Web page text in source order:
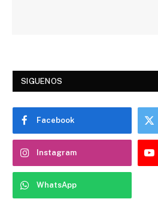
SIGUENOS
Facebook
Instagram
WhatsApp